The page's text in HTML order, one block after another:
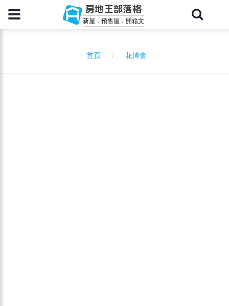
房地王部落格
新屋．預售屋．開箱文
首頁 花博會